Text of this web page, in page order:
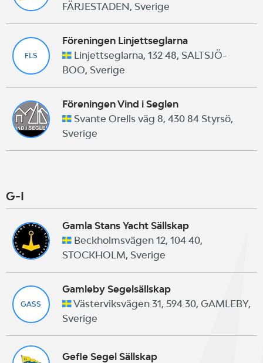
FÄRJESTADEN, Sverige
FLS
Föreningen Linjettseglarna
Linjettseglarna, 132 48, SALTSJÖ-
BOO, Sverige
Föreningen Vind i Seglen
Svante Orells väg 8, 430 84 Styrsö,
Sverige
G-I
Gamla Stans Yacht Sällskap
Beckholmsvägen 12, 104 40,
STOCKHOLM, Sverige
GASS
Gamleby Segelsällskap
Västerviksvägen 31, 594 30, GAMLEBY,
Sverige
Gefle Segel Sällskap